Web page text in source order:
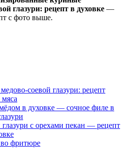
глазури: рецепт в духовке —
с фото выше.
соевой глазури: рецепт
в духовке — сочное филе в
с орехами пекан — рецепт
фритюре